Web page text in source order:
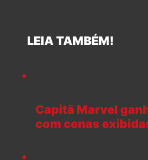
LEIA TAMBÉM!
Capitã Marvel
com cenas